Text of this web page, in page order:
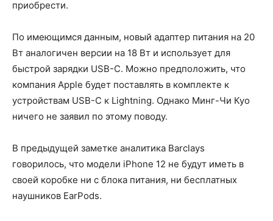
приобрести.
По имеющимся данным, новый адаптер питания на 20
Вт аналогичен версии на 18 Вт и использует для
быстрой зарядки USB-C. Можно предположить, что
компания Apple будет поставлять в комплекте к
устройствам USB-C к Lightning. Однако Минг-Чи Куо
ничего не заявил по этому поводу.
В предыдущей заметке аналитика Barclays
говорилось, что модели iPhone 12 не будут иметь в
своей коробке ни с блока питания, ни бесплатных
наушников EarPods.